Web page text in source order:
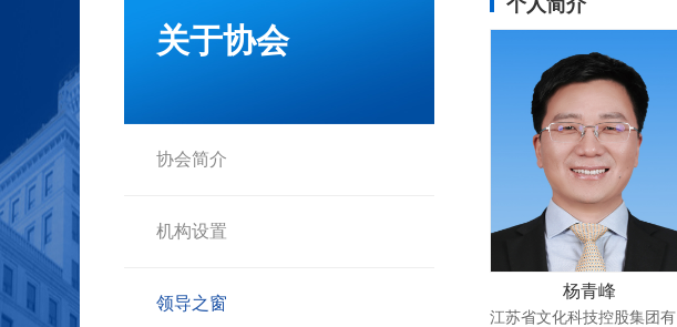
关于协会
协会简介
机构设置
领导之窗
个人简介
杨青峰
江苏省文化科技控股集团有